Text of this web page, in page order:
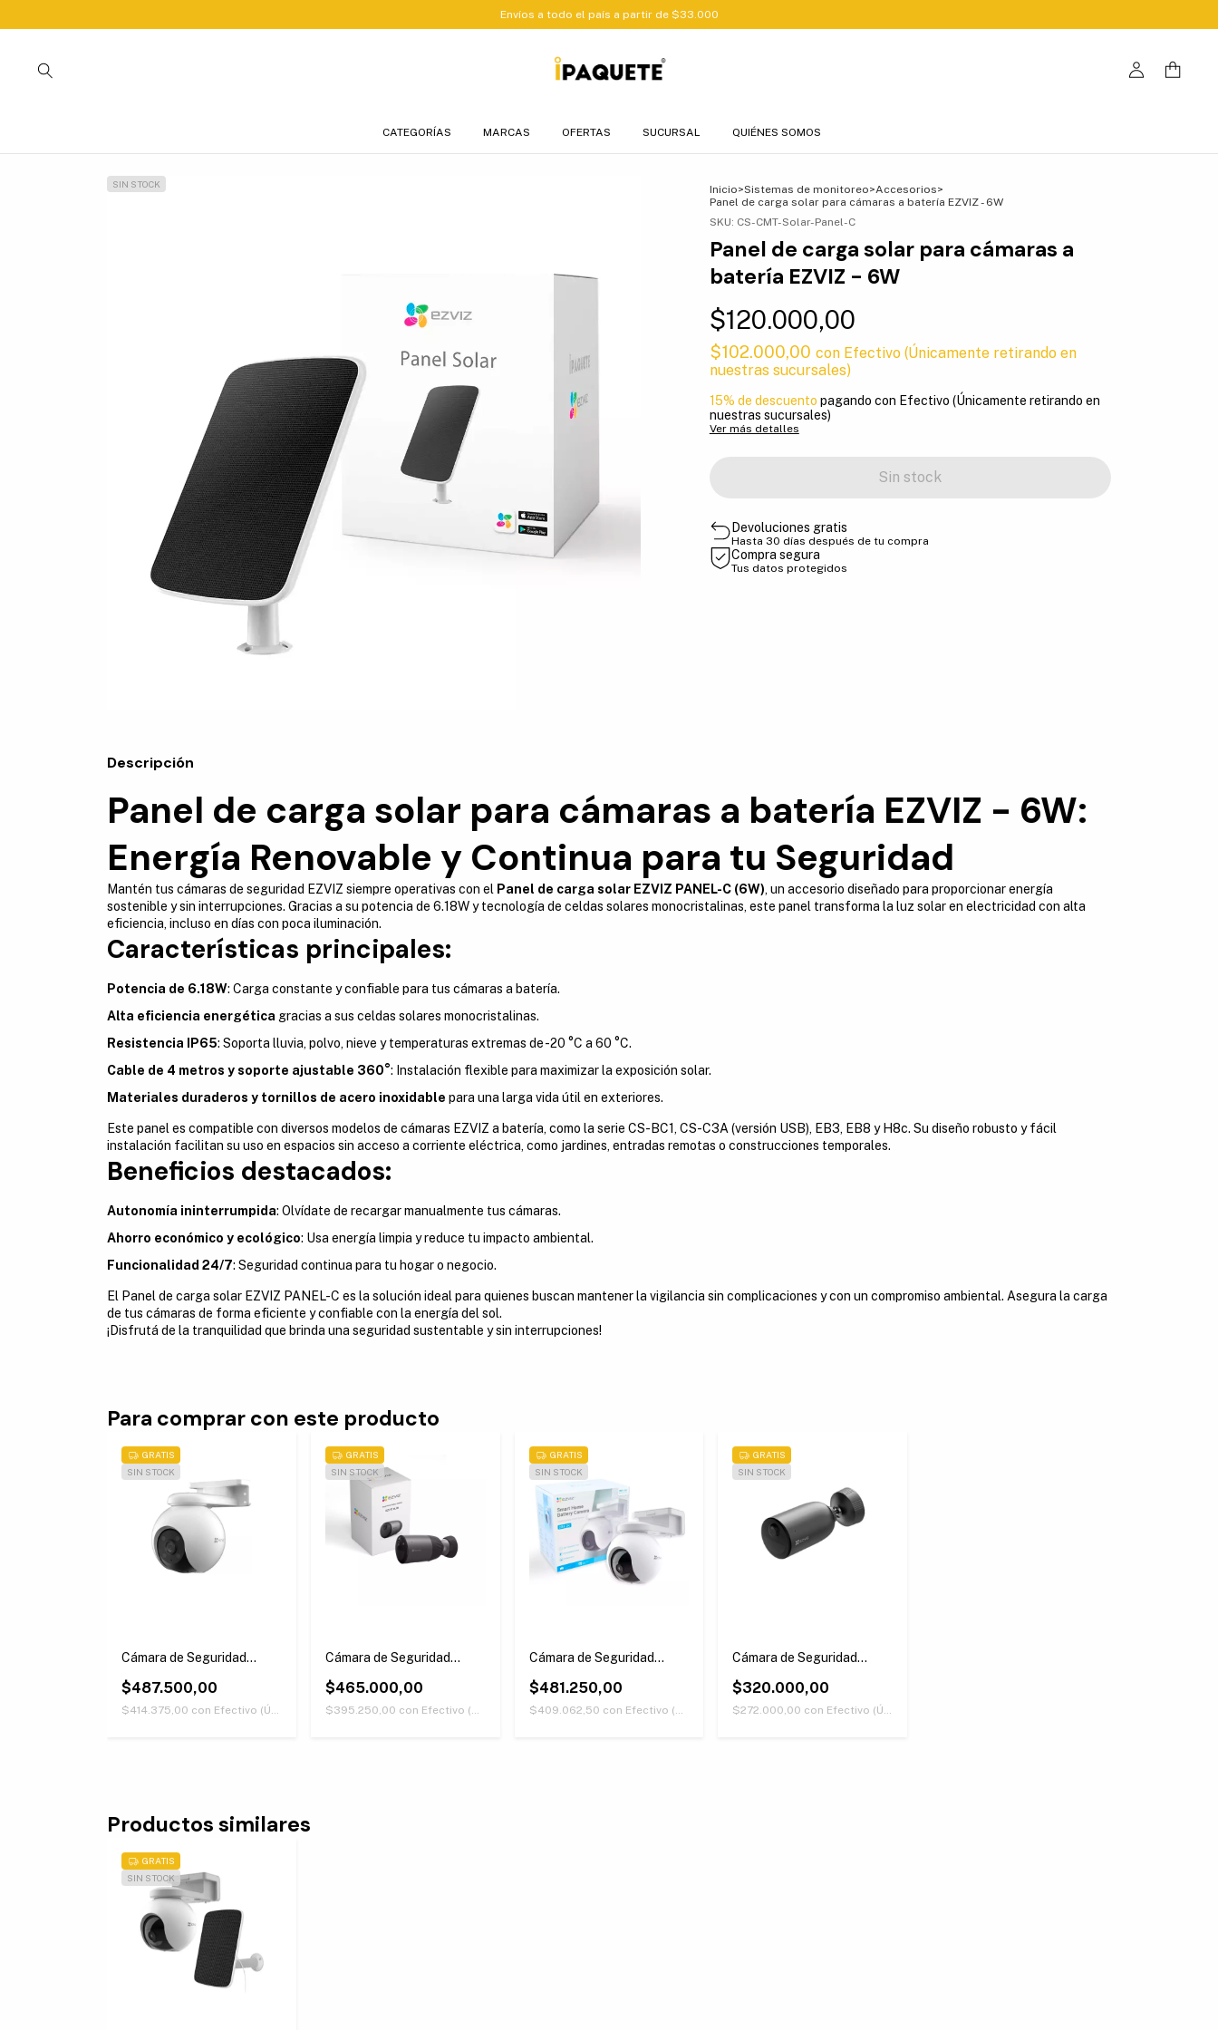
Envíos a todo el país a partir de $33.000
CATEGORÍAS MARCAS OFERTAS SUCURSAL QUIÉNES SOMOS
SIN STOCK Inicio>Sistemas de monitoreo>Accesorios>
Panel de carga solar para cámaras a batería EZVIZ - 6W
SKU: CS-CMT-Solar-Panel-C
Panel de carga solar para cámaras a
batería EZVIZ - 6W
$120.000,00
$102.000,00 con Efectivo (Únicamente retirando en
nuestras sucursales)
15% de descuento pagando con Efectivo (Únicamente retirando en
nuestras sucursales)
Ver más detalles
Devoluciones gratis
Hasta 30 días después de tu compra
Compra segura
Tus datos protegidos
Descripción
Panel de carga solar para cámaras a batería EZVIZ - 6W:
Energía Renovable y Continua para tu Seguridad
Mantén tus cámaras de seguridad EZVIZ siempre operativas con el Panel de carga solar EZVIZ PANEL-C (6W), un accesorio diseñado para proporcionar energía
sostenible y sin interrupciones. Gracias a su potencia de 6.18W y tecnología de celdas solares monocristalinas, este panel transforma la luz solar en electricidad con alta
eficiencia, incluso en días con poca iluminación.
Características principales:
Potencia de 6.18W: Carga constante y confiable para tus cámaras a batería.
Alta eficiencia energética gracias a sus celdas solares monocristalinas.
Resistencia IP65: Soporta lluvia, polvo, nieve y temperaturas extremas de -20 °C a 60 °C.
Cable de 4 metros y soporte ajustable 360°: Instalación flexible para maximizar la exposición solar.
Materiales duraderos y tornillos de acero inoxidable para una larga vida útil en exteriores.
Este panel es compatible con diversos modelos de cámaras EZVIZ a batería, como la serie CS-BC1, CS-C3A (versión USB), EB3, EB8 y H8c. Su diseño robusto y fácil
instalación facilitan su uso en espacios sin acceso a corriente eléctrica, como jardines, entradas remotas o construcciones temporales.
Beneficios destacados:
Autonomía ininterrumpida: Olvídate de recargar manualmente tus cámaras.
Ahorro económico y ecológico: Usa energía limpia y reduce tu impacto ambiental.
Funcionalidad 24/7: Seguridad continua para tu hogar o negocio.
El Panel de carga solar EZVIZ PANEL-C es la solución ideal para quienes buscan mantener la vigilancia sin complicaciones y con un compromiso ambiental. Asegura la carga
de tus cámaras de forma eficiente y confiable con la energía del sol.
¡Disfrutá de la tranquilidad que brinda una seguridad sustentable y sin interrupciones!
Para comprar con este producto
SIN STOCK
GRATIS
Cámara de Seguridad
$487.500,00
$414.375,00 con Efectivo (Únicamente retirando en nuestras sucursales)
SIN STOCK
GRATIS
Cámara de Seguridad
$465.000,00
$395.250,00 con Efectivo (Únicamente retirando en nuestras sucursales)
SIN STOCK
GRATIS
Cámara de Seguridad
$481.250,00
$409.062,50 con Efectivo (Únicamente retirando en nuestras sucursales)
SIN STOCK
GRATIS
Cámara de Seguridad
$320.000,00
$272.000,00 con Efectivo (Únicamente retirando en nuestras sucursales)
Productos similares
SIN STOCK
GRATIS